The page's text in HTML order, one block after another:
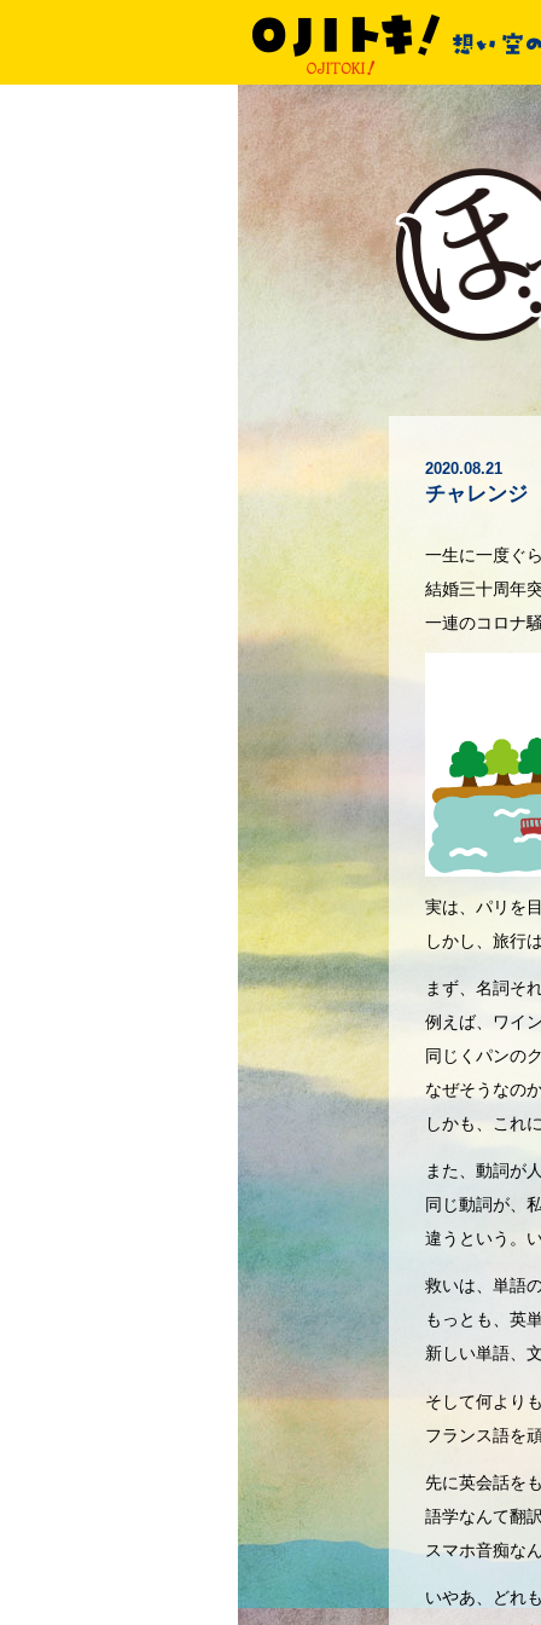
2020.08.21
チャレンジ
一生に一度ぐ
結婚三十周年
一連のコロナ
実は、パリを
しかし、旅行
まず、名詞そ
例えば、ワイ
同じくパンの
なぜそうなの
しかも、これ
また、動詞が
同じ動詞が、
違うという。
救いは、単語
もっとも、英
新しい単語、
そして何より
フランス語を
先に英会話を
語学なんて翻
スマホ音痴な
いやあ、どれ